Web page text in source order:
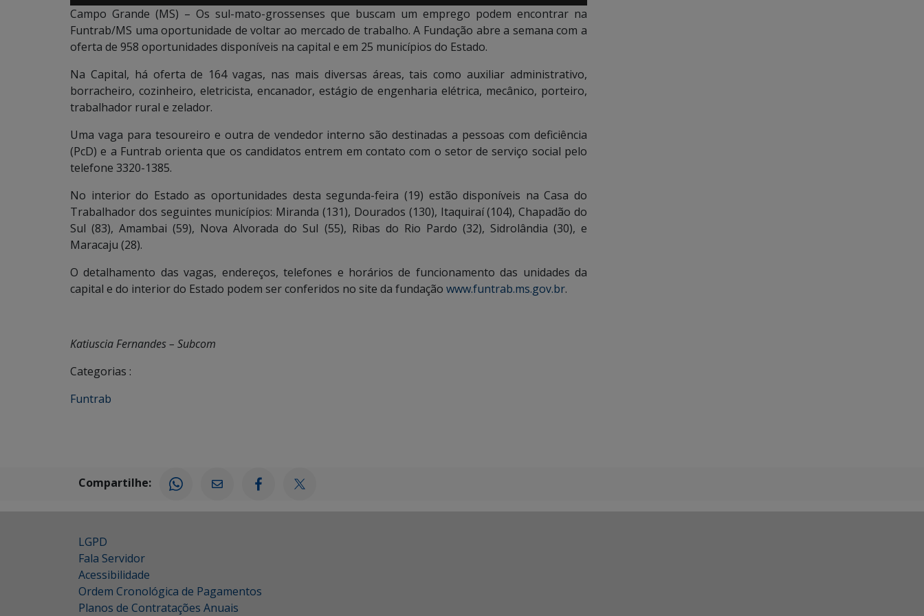
setas
para
ou
baixo
aumentar
ou
volume.
Campo Grande (MS) – Os sul-mato-grossenses que buscam um emprego podem encontrar na
Funtrab/MS uma oportunidade de voltar ao mercado de trabalho. A Fundação abre a semana com a
oferta de 958 oportunidades disponíveis na capital e em 25 municípios do Estado.
Na Capital, há oferta de 164 vagas, nas mais diversas áreas, tais como auxiliar administrativo,
borracheiro, cozinheiro, eletricista, encanador, estágio de engenharia elétrica, mecânico, porteiro,
trabalhador rural e zelador.
Uma vaga para tesoureiro e outra de vendedor interno são destinadas a pessoas com deficiência
(PcD) e a Funtrab orienta que os candidatos entrem em contato com o setor de serviço social pelo
telefone 3320-1385.
No interior do Estado as oportunidades desta segunda-feira (19) estão disponíveis na Casa do
Trabalhador dos seguintes municípios: Miranda (131), Dourados (130), Itaquiraí (104), Chapadão do
Sul (83), Amambai (59), Nova Alvorada do Sul (55), Ribas do Rio Pardo (32), Sidrolândia (30), e
Maracaju (28).
O detalhamento das vagas, endereços, telefones e horários de funcionamento das unidades da
capital e do interior do Estado podem ser conferidos no site da fundação www.funtrab.ms.gov.br.
Katiuscia Fernandes – Subcom
Categorias :
Funtrab
Compartilhe:
LGPD
Fala Servidor
Acessibilidade
Ordem Cronológica de Pagamentos
Planos de Contratações Anuais